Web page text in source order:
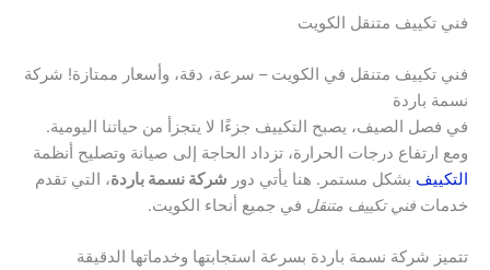
فني تكييف متنقل الكويت
فني تكييف متنقل في الكويت – سرعة، دقة، وأسعار ممتازة! شركة
نسمة باردة
في فصل الصيف، يصبح التكييف جزءًا لا يتجزأ من حياتنا اليومية.
ومع ارتفاع درجات الحرارة، تزداد الحاجة إلى صيانة وتصليح أنظمة
التكييف بشكل مستمر. هنا يأتي دور شركة نسمة باردة، التي تقدم
خدمات فني تكييف متنقل في جميع أنحاء الكويت.
تتميز شركة نسمة باردة بسرعة استجابتها وخدماتها الدقيقة